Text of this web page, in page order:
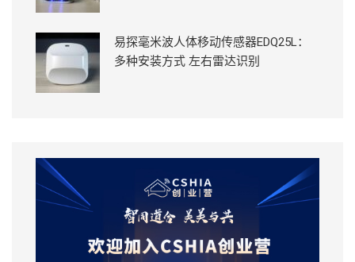
易探毫米波人体移动传感器EDQ25L：
多种安装方式 左右雷达识别